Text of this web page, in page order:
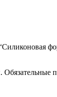
Обязательные